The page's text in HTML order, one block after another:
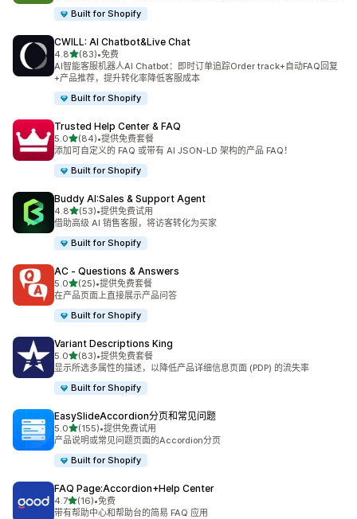
Built for Shopify
CWILL: AI Chatbot&Live Chat
4.8星（满分 5 星）
(83)
总共 83 条评论
•免费
AI智能客服机器人AI Chatbot：即时订单追踪Order track+自动FAQ回复
+产品推荐，提升转化率降低客服成本
Built for Shopify
Trusted Help Center & FAQ
5.0星（满分 5 星）
(84)
总共 84 条评论
•提供免费套餐
添加可自定义的 FAQ 或带有 AI JSON-LD 架构的产品 FAQ！
Built for Shopify
Buddy AI:Sales & Support Agent
4.8星（满分 5 星）
(53)
总共 53 条评论
•提供免费试用
借助高级 AI 销售客服，将访客转化为买家
Built for Shopify
AC ‑ Questions & Answers
5.0星（满分 5 星）
(25)
总共 25 条评论
•提供免费套餐
在产品页面上直接展示产品问答
Built for Shopify
Variant Descriptions King
5.0星（满分 5 星）
(83)
总共 83 条评论
•提供免费套餐
显示所选多属性的描述，以降低产品详细信息页面 (PDP) 的流失率
Built for Shopify
EasySlideAccordion分页和常见问题
5.0星（满分 5 星）
(155)
总共 155 条评论
•提供免费试用
产品说明或常见问题页面的Accordion分页
Built for Shopify
FAQ Page:Accordion+Help Center
4.7星（满分 5 星）
(16)
总共 16 条评论
•免费
带有帮助中心和帮助台的简易 FAQ 应用